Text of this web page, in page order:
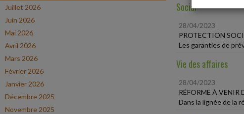
Juillet 2026
Juin 2026
Mai 2026
Avril 2026
Mars 2026
Février 2026
Janvier 2026
Décembre 2025
Novembre 2025
Social
28/04/2023
PROTECTION
Les garanties de
Vie des affaires
28/04/2023
RÉFORME À VENIR
Dans la lignée de la